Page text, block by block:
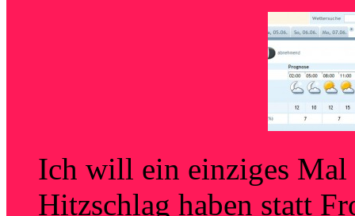
Ich will ein einziges
Hitzschlag haben statt